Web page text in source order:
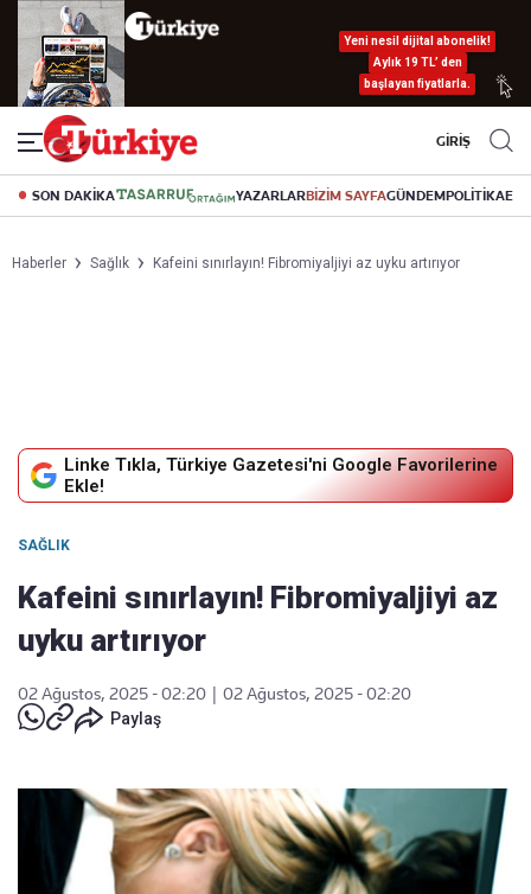
Yeni nesil dijital abonelik!
Aylık 19 TL’ den
başlayan fiyatlarla.
GİRİŞ
SON DAKİKA YAZARLARBİZİM SAYFAGÜNDEMPOLİTİKA
Haberler Sağlık Kafeini sınırlayın! Fibromiyaljiyi az uyku artırıyor
Linke Tıkla, Türkiye Gazetesi'ni Google Favorilerine
Ekle!
SAĞLIK
Kafeini sınırlayın! Fibromiyaljiyi az
uyku artırıyor
02 Ağustos, 2025 - 02:20
02 Ağustos, 2025 - 02:20
Paylaş